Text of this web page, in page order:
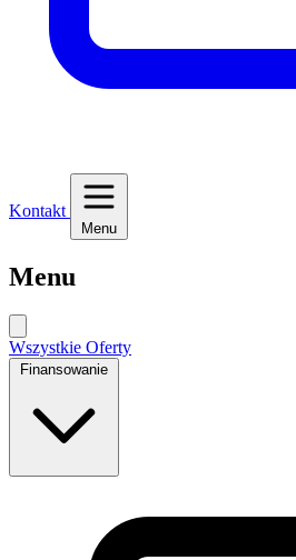
Kontakt
Menu
Menu
Wszystkie Oferty
Finansowanie